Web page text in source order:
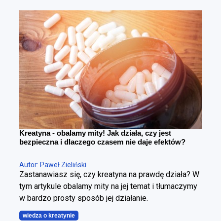
zachowaniu masy mięśniowej. To fundamentalna
różnica. Można schudnąć i wyglądać gorzej – i
można redukować tkankę tłuszczową, poprawiając
sylwetkę. Cała sztuka polega na tym, żeby zrobić to
w kontrolowany sposób.
Kreatyna - obalamy mity! Jak działa, czy jest
bezpieczna i dlaczego czasem nie daje efektów?
Autor: Paweł Zieliński
Zastanawiasz się, czy kreatyna na prawdę działa? W
tym artykule obalamy mity na jej temat i tłumaczymy
w bardzo prosty sposób jej działanie.
wiedza o kreatynie